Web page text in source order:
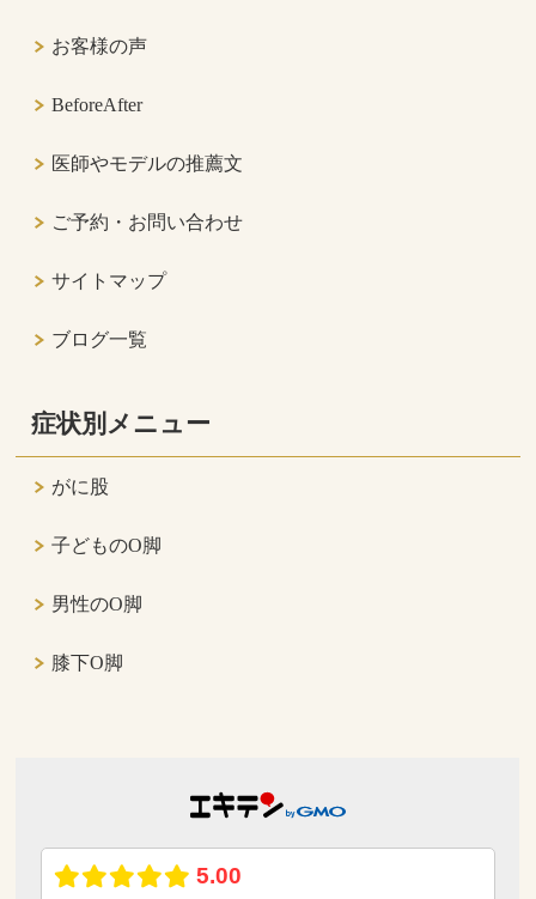
お客様の声
BeforeAfter
医師やモデルの推薦文
ご予約・お問い合わせ
サイトマップ
ブログ一覧
症状別メニュー
がに股
子どものO脚
男性のO脚
膝下O脚